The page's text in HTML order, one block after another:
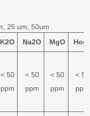
25 um; 50um
K2O Na2O MgO
< 50
ppm
< 50
ppm
< 50
ppm
< 50
ppm